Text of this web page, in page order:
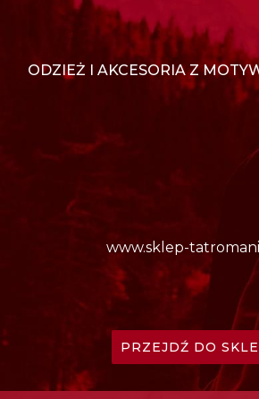
ODZIEŻ I AKCESORIA Z
www.sklep-
PRZEJDŹ DO